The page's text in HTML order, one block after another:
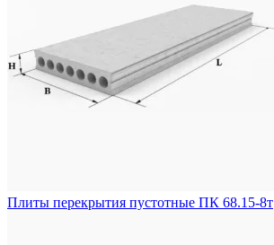
Плиты перекрытия пустотные ПК 68.15-8т